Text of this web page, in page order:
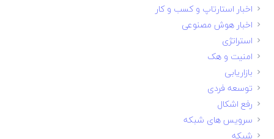
اخبار استارتاپ و کسب و کار
اخبار هوش مصنوعی
استراتژی
امنیت و هک
بازاریابی
توسعه فردی
رفع اشکال
سرویس های شبکه
شبکه